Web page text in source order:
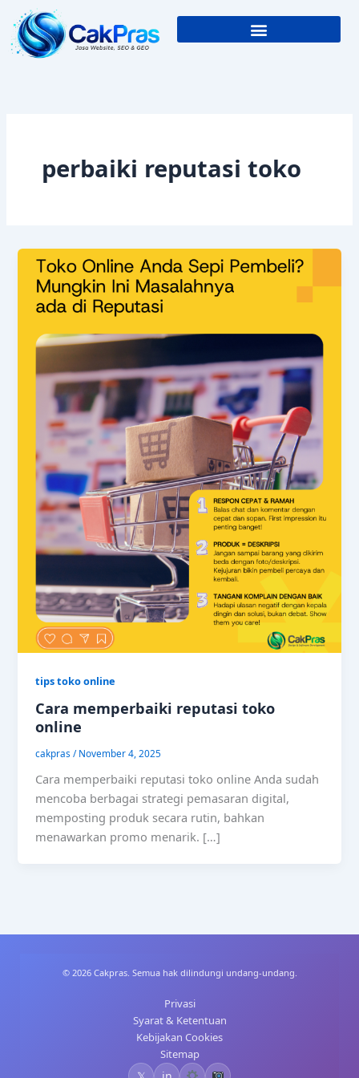
content
perbaiki reputasi toko
tips toko online
Cara memperbaiki reputasi toko
online
cakpras/November 4, 2025
Cara memperbaiki reputasi toko online Anda sudah
mencoba berbagai strategi pemasaran digital,
memposting produk secara rutin, bahkan
menawarkan promo menarik. […]
© 2026 Cakpras. Semua hak dilindungi undang-undang.
Privasi
Syarat & Ketentuan
Kebijakan Cookies
Sitemap